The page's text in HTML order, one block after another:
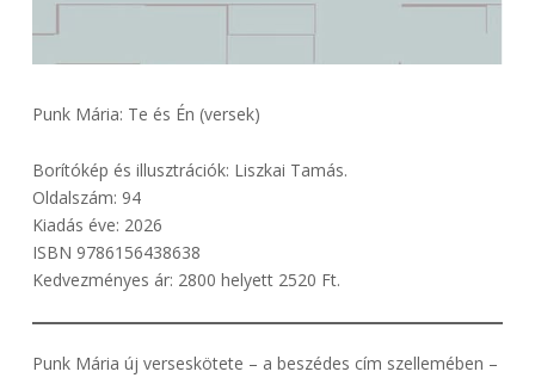
Punk Mária: Te és Én (versek)
Borítókép és illusztrációk: Liszkai Tamás.
Oldalszám: 94
Kiadás éve: 2026
ISBN 9786156438638
Kedvezményes ár: 2800 helyett 2520 Ft.
Punk Mária új verseskötete – a beszédes cím szellemében –